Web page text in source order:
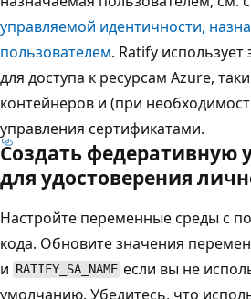
управляемой идентичности,
пользователем. Ratify использует
для доступа к ресурсам Azure,
контейнеров и (при
управления сертификатами.
Создать федеративную
для удостоверения
Настройте переменные среды с
кода. Обновите значения
и RATIFY_SA_NAME если вы не
умолчанию. Убедитесь, что